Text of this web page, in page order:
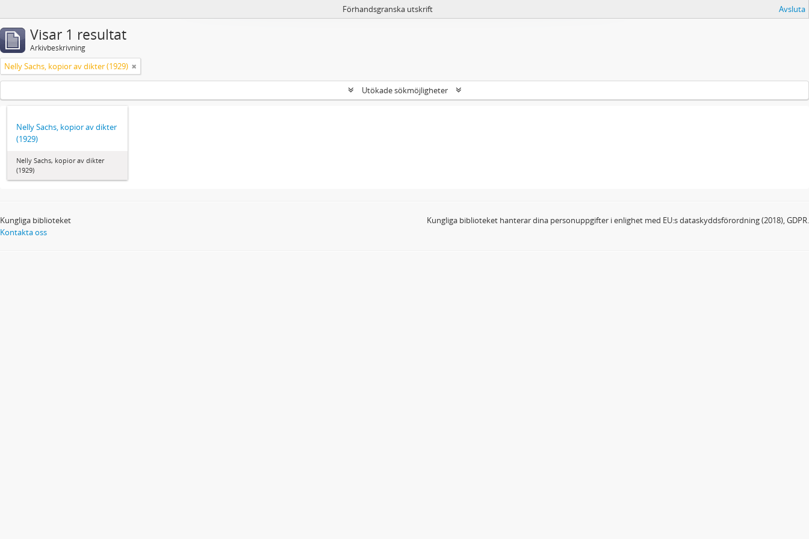
Förhandsgranska utskrift Avsluta
Visar 1 resultat
Arkivbeskrivning
Nelly Sachs, kopior av dikter (1929)
Utökade sökmöjligheter
Nelly Sachs, kopior av dikter
(1929)
Nelly Sachs, kopior av dikter
(1929)
Kungliga biblioteket
Kontakta oss
Kungliga biblioteket hanterar dina personuppgifter i enlighet med EU:s dataskyddsförordning (2018), GDPR.